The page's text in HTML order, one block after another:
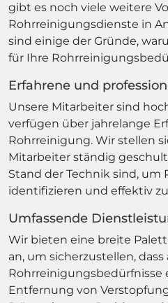
gibt es noch viele weitere
Rohrreinigungsdienste in
sind einige der Gründe,
für Ihre
Erfahrene und
Unsere Mitarbeiter sind
verfügen über jahrelange
Rohrreinigung. Wir stellen
Mitarbeiter ständig
Stand der Technik sind, um
identifizieren und effektiv
Umfassende
Wir bieten eine breite
an, um sicherzustellen, dass
Rohrreinigungsbedürfnisse
Entfernung von